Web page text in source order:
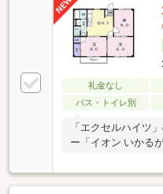
礼金なし
バス・トイレ別
「エクセルハイツ
ー「イオン いかる